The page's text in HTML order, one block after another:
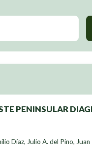
PENINSULAR
Díaz, Julio A. del Pino,